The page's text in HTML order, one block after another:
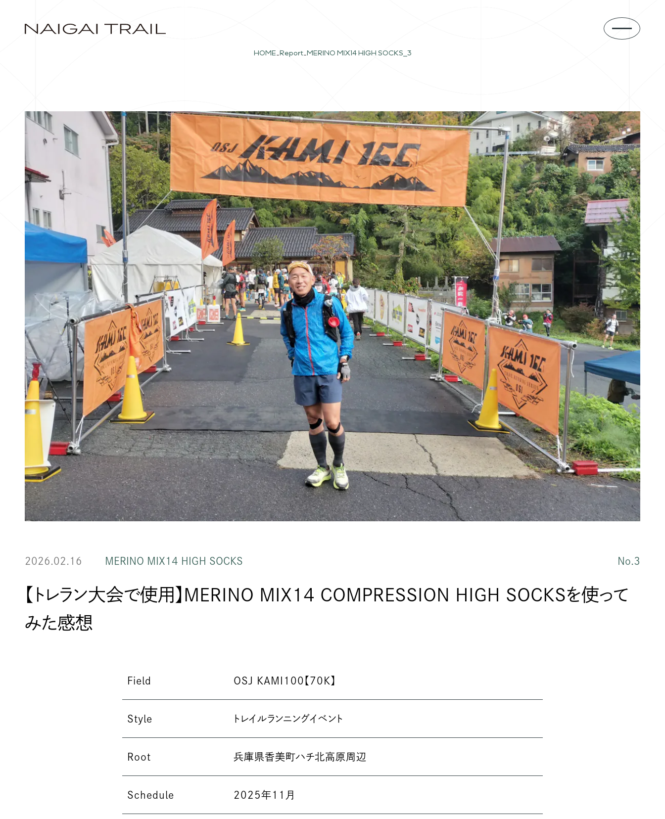
HOME Report MERINO MIX14 HIGH SOCKS_3
2026.02.16 MERINO MIX14 HIGH SOCKS No.3
【トレラン大会で使用】MERINO MIX14 COMPRESSION HIGH SOCKSを使って
みた感想
Field OSJ KAMI100【70K】
Style トレイルランニングイベント
Root 兵庫県香美町ハチ北高原周辺
Schedule 2025年11月